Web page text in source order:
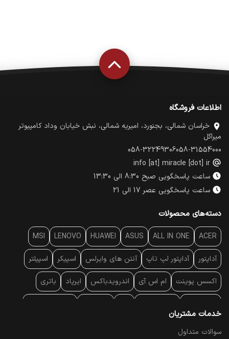
اطلاعات فروشگاه
خراسان شمالی، بجنورد، امیریه شمالی، نبش خیابان وداد کامپیوتر
میراکل
058-31554000
058-32249306
info [at] miracle [dot] ir
ساعت پاسخگویی صبح 8:30 الی 13:30
ساعت پاسخگویی عصر 17 الی 21
دسته‌های محصولات
ACER
ALL IN ONE
ASUS
HUAWEI
LENOVO
MSI
آداپتور آداپتور لپ تاپ آنتن‌ های وایرلس اسپیکر اسپیلتر
اکسس پوینت ام اس آی اندرویدباکس ایرپاد باتری
پایه سقفی
خدمات مشتریان
سوالات متداول